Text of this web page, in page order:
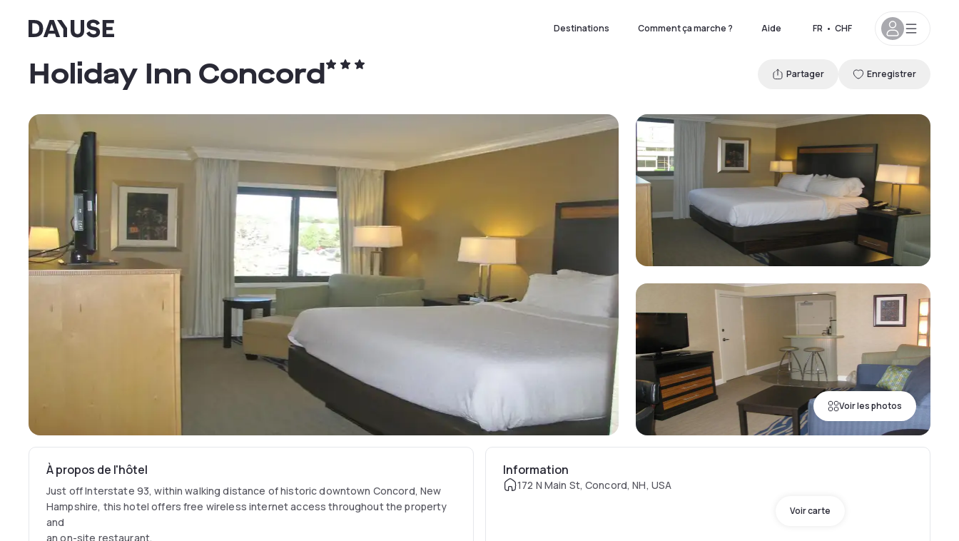
Dayuse Destinations Comment ça marche ? Aide FR • CHF
Voir les photos
Holiday Inn Concord Partager Enregistrer
À propos de l'hôtel
Just off Interstate 93, within walking distance of historic downtown Concord, New
Hampshire, this hotel offers free wireless internet access throughout the property
and
an on-site restaurant.
Information
172 N Main St, Concord, NH, USA
Voir carte